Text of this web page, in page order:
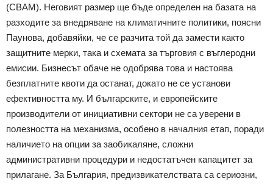
(СВАМ). Неговият размер ще бъде определен на базата на
разходите за внедряване на климатичните политики, поясни
Паунова, добавяйки, че се разчита той да замести както
защитните мерки, така и схемата за търговия с въглеродни
емисии. Бизнесът обаче не одобрява това и настоява
безплатните квоти да останат, докато не се установи
ефективността му. И българските, и европейските
производители от инициативни сектори не са уверени в
полезността на механизма, особено в началния етап, поради
наличието на опции за заобикаляне, сложни
административни процедури и недостатъчен капацитет за
прилагане. За България, предизвикателствата са сериозни,